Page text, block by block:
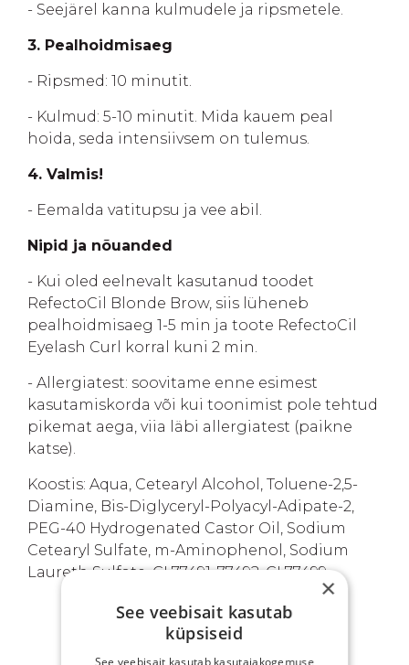
- Seejärel kanna kulmudele ja ripsmetele.
3. Pealhoidmisaeg
- Ripsmed: 10 minutit.
- Kulmud: 5-10 minutit. Mida kauem peal
hoida, seda intensiivsem on tulemus.
4. Valmis!
- Eemalda vatitupsu ja vee abil.
Nipid ja nõuanded
- Kui oled eelnevalt kasutanud toodet
RefectoCil Blonde Brow, siis lüheneb
pealhoidmisaeg 1-5 min ja toote RefectoCil
Eyelash Curl korral kuni 2 min.
- Allergiatest: soovitame enne esimest
kasutamiskorda või kui toonimist pole tehtud
pikemat aega, viia läbi allergiatest (paikne
katse).
Koostis: Aqua, Cetearyl Alcohol, Toluene-2,5-
Diamine, Bis-Diglyceryl-Polyacyl-Adipate-2,
PEG-40 Hydrogenated Castor Oil, Sodium
Cetearyl Sulfate, m-Aminophenol, Sodium
Laureth Sulfate, CI 77491, 77492, CI 77499.
SINU EELISED
×
See veebisait kasutab
küpsiseid
See veebisait kasutab kasutajakogemuse